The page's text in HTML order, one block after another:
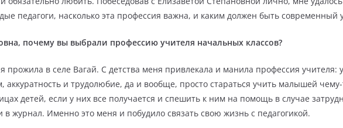
педагоги, насколько эта профессия важна, и каким должен быть современный
почему вы выбрали профессию учителя начальных классов?
в селе Вагай. С детства меня привлекала и манила профессия учителя:
и трудолюбие, да и вообще, просто стараться учить малышей чему-
детей, если у них все получается и спешить к ним на помощь в случае
в журнал. Именно это меня и побудило связать свою жизнь с педагогикой.